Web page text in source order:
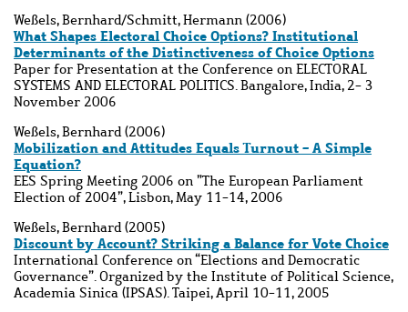
Weßels, Bernhard/Schmitt, Hermann (2006)
What Shapes Electoral Choice Options? Institutional
Determinants of the Distinctiveness of Choice Options
Paper for Presentation at the Conference on ELECTORAL
SYSTEMS AND ELECTORAL POLITICS. Bangalore, India, 2- 3
November 2006
Weßels, Bernhard (2006)
Mobilization and Attitudes Equals Turnout - A Simple
Equation?
EES Spring Meeting 2006 on ”The European Parliament
Election of 2004”, Lisbon, May 11-14, 2006
Weßels, Bernhard (2005)
Discount by Account? Striking a Balance for Vote Choice
International Conference on “Elections and Democratic
Governance”. Organized by the Institute of Political Science,
Academia Sinica (IPSAS). Taipei, April 10-11, 2005